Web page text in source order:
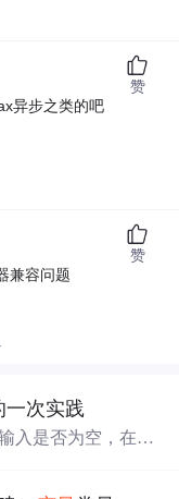
异步之类的吧
赞
兼容问题
赞
一次实践
入是否为空，在点